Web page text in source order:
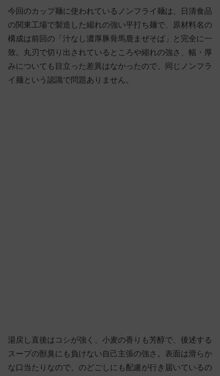
今回のカップ麺に使われているノンフライ麺は、日清食品
の関東工場で製造した縮れの強い平打ち麺で、原材料名の
構成は前回の「汁なし濃厚豚骨馬鹿まぜそば」と完全に一
致。丸刃で切り出されているところや縮れの強さ、幅・厚
みについても目立った差異はなかったので、同じノンフラ
イ麺という認識で問題ありません。
湯戻し直後はコシが強く、小麦の香りも芳醇で、後述する
スープの獣臭にも負けない自己主張の強さ。表面は滑らか
な口当たりなので、のどごしにも配慮が行き届いているの